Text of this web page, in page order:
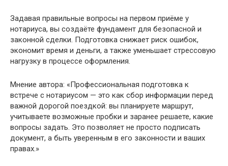
Задавая правильные вопросы на первом приёме у
нотариуса, вы создаёте фундамент для безопасной и
законной сделки. Подготовка снижает риск ошибок,
экономит время и деньги, а также уменьшает стрессовую
нагрузку в процессе оформления.
Мнение автора: «Профессиональная подготовка к
встрече с нотариусом — это как сбор информации перед
важной дорогой поездкой: вы планируете маршрут,
учитываете возможные пробки и заранее решаете, какие
вопросы задать. Это позволяет не просто подписать
документ, а быть уверенным в его законности и ваших
правах.»